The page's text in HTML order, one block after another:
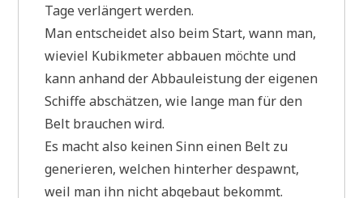
Tage verlängert werden.
Man entscheidet also beim Start, wann man,
wieviel Kubikmeter abbauen möchte und
kann anhand der Abbauleistung der eigenen
Schiffe abschätzen, wie lange man für den
Belt brauchen wird.
Es macht also keinen Sinn einen Belt zu
generieren, welchen hinterher despawnt,
weil man ihn nicht abgebaut bekommt.